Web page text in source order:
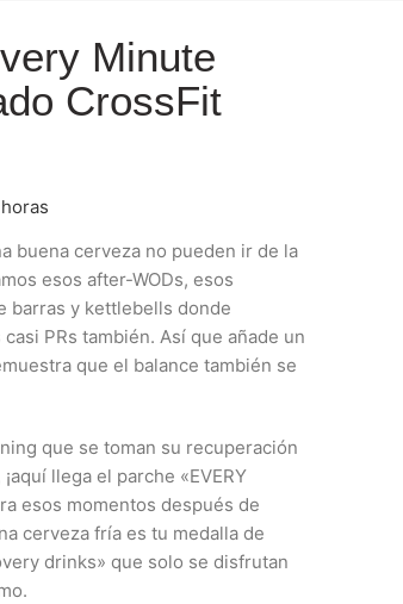
Minute
CrossFit
buena cerveza no pueden ir de la
esos after-WODs, esos
barras y kettlebells donde
PRs también. Así que añade un
que el balance también se
que se toman su recuperación
llega el parche «EVERY
esos momentos después de
cerveza fría es tu medalla de
drinks» que solo se disfrutan